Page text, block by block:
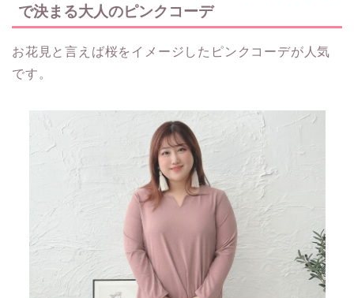
で決まる大人のピンクコーデ
お花見と言えば桜をイメージしたピンクコーデが人気
です。